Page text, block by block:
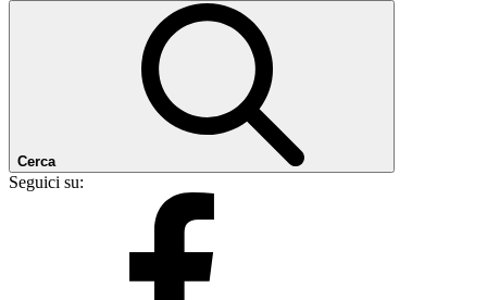
Cerca
Seguici su: